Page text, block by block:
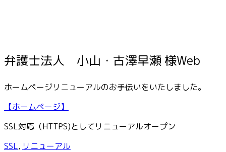
弁護士法人 小山・古澤早瀬 様Web
ホームページリニューアルのお手伝いをいたしました。
【ホームページ】
SSL対応（HTTPS)としてリニューアルオープン
SSL, リニューアル